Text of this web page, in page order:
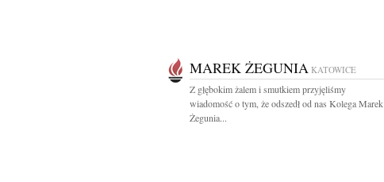
MAREK ŻEGUNIA KATOWICE
Z głębokim żalem i smutkiem przyjęliśmy
wiadomość o tym, że odszedł od nas Kolega Marek
Żegunia...